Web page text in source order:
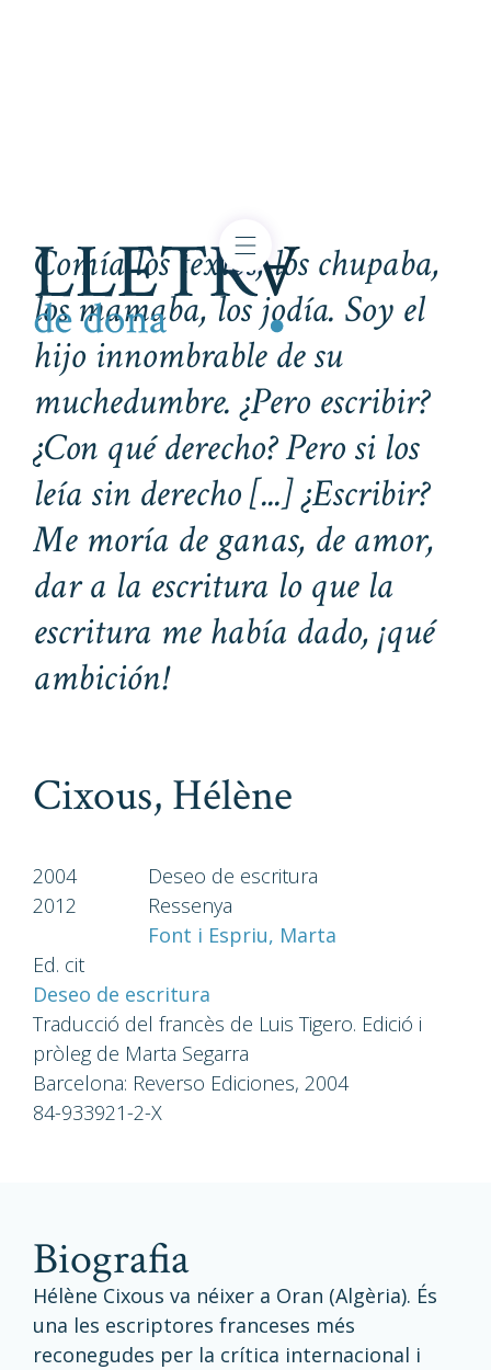
Comía los textos, los chupaba,
los mamaba, los jodía. Soy el
hijo innombrable de su
muchedumbre. ¿Pero escribir?
¿Con qué derecho? Pero si los
leía sin derecho [...] ¿Escribir?
Me moría de ganas, de amor,
dar a la escritura lo que la
escritura me había dado, ¡qué
ambición!
Cixous, Hélène
2004
Deseo de escritura
2012
Ressenya
Font i Espriu, Marta
Ed. cit
Deseo de escritura
Traducció del francès de Luis Tigero. Edició i
pròleg de Marta Segarra
Barcelona: Reverso Ediciones, 2004
84-933921-2-X
biografia
Hélène Cixous va néixer a Oran (Algèria). És
una les escriptores franceses més
reconegudes per la crítica internacional i